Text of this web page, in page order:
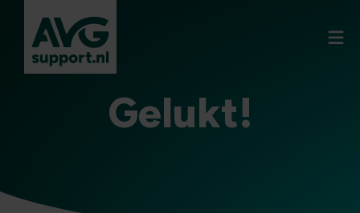
Gelukt!